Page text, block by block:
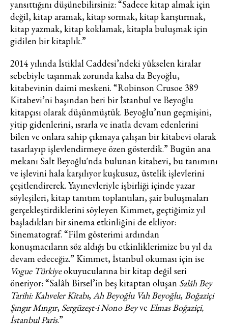
yansıttığını düşünebilirsiniz: “Sadece kitap almak için
değil, kitap aramak, kitap sormak, kitap karıştırmak,
kitap yazmak, kitap koklamak, kitapla buluşmak için
gidilen bir kitaplık.”
2014 yılında İstiklal Caddesi’ndeki yükselen kiralar
sebebiyle taşınmak zorunda kalsa da Beyoğlu,
kitabevinin daimi meskeni. “Robinson Crusoe 389
Kitabevi’ni başından beri bir İstanbul ve Beyoğlu
kitapçısı olarak düşünmüştük. Beyoğlu’nun geçmişini,
yitip gidenlerini, ısrarla ve inatla devam edenlerini
bilen ve onlara sahip çıkmaya çalışan bir kitabevi olarak
tasarlayıp işlevlendirmeye özen gösterdik.” Bugün ana
mekanı Salt Beyoğlu'nda bulunan kitabevi, bu tanımını
ve işlevini hala karşılıyor kuşkusuz, üstelik işlevlerini
çeşitlendirerek. Yayınevleriyle işbirliği içinde yazar
söyleşileri, kitap tanıtım toplantıları, şair buluşmaları
gerçekleştirdiklerini söyleyen Kimmet, geçtiğimiz yıl
başladıkları bir sinema etkinliğini de ekliyor:
Sinematograf. “Film gösterimi ardından
konuşmacıların söz aldığı bu etkinliklerimize bu yıl da
devam edeceğiz.” Kimmet, İstanbul okuması için ise
Vogue Türkiyeokuyucularına bir kitap değil seri
öneriyor: “Salâh Birsel’in beş kitaptan oluşan Salâh Bey
Tarihi: Kahveler Kitabı, Ah Beyoğlu Vah Beyoğlu, Boğaziçi
Şıngır Mıngır, Sergüzeşt-i Nono Beyve Elmas Boğaziçi,
İstanbul Paris.”